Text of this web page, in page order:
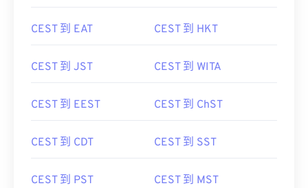
CEST 到 EAT CEST 到 HKT
CEST 到 JST CEST 到 WITA
CEST 到 EEST CEST 到 ChST
CEST 到 CDT CEST 到 SST
CEST 到 PST CEST 到 MST